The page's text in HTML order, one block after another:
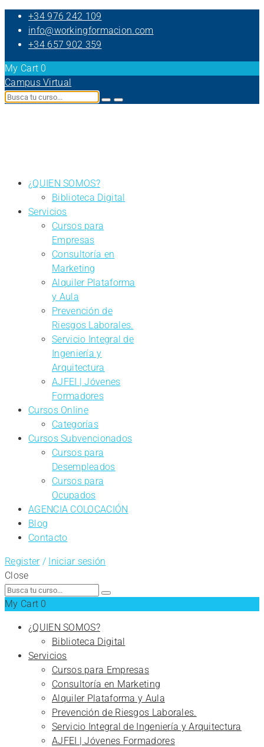
+34 976 242 109
info@workingformacion.com
+34 657 902 359
My Cart 0
Campus Virtual
¿QUIEN SOMOS?
Biblioteca Digital
Servicios
Cursos para
Empresas
Consultoría en
Marketing
Alquiler Plataforma
y Aula
Prevención de
Riesgos Laborales.
Servicio Integral de
Ingeniería y
Arquitectura
AJFEI | Jóvenes
Formadores
Cursos Online
Categorías
Cursos Subvencionados
Cursos para
Desempleados
Cursos para
Ocupados
AGENCIA COLOCACIÓN
Blog
Contacto
Register/ Iniciar sesión
Close
Search
for:
My Cart 0
¿QUIEN SOMOS?
Biblioteca Digital
Servicios
Cursos para Empresas
Consultoría en Marketing
Alquiler Plataforma y Aula
Prevención de Riesgos Laborales.
Servicio Integral de Ingeniería y Arquitectura
AJFEI | Jóvenes Formadores